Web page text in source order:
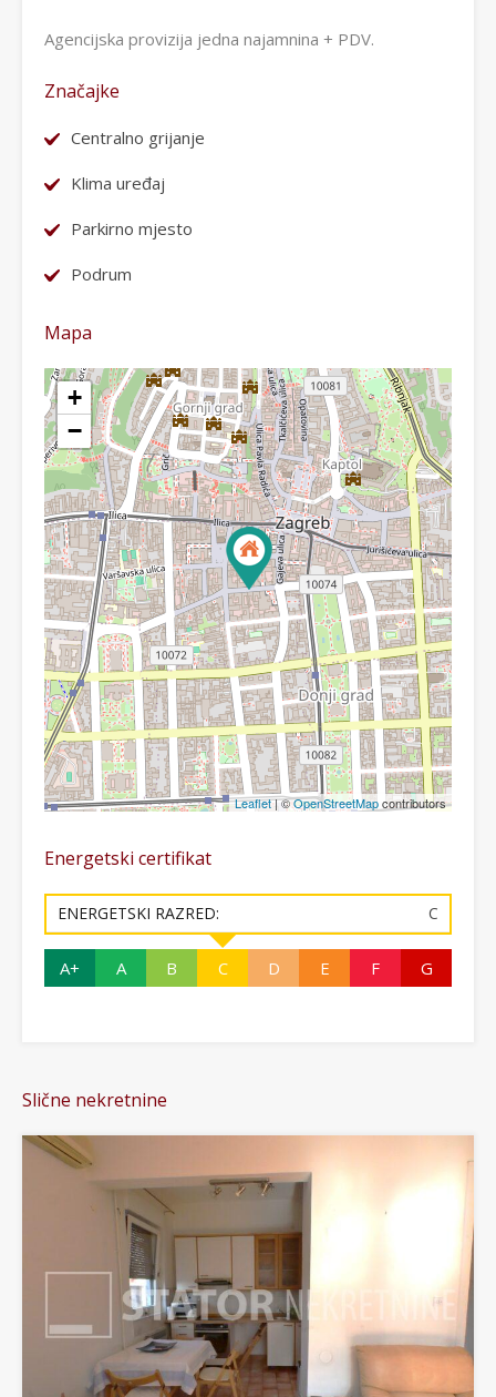
Agencijska provizija jedna najamnina + PDV.
Značajke
Centralno grijanje
Klima uređaj
Parkirno mjesto
Podrum
Mapa
+
−
Leaflet| ©OpenStreetMapcontributors
Energetski certifikat
ENERGETSKI RAZRED: C
A+ A B C D E F G
Slične nekretnine